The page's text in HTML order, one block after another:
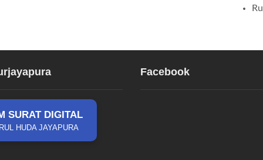
SURAT DIGITAL
HUDA JAYAPURA
Facebook